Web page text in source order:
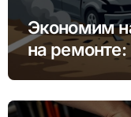
Экономим
на
бонус-